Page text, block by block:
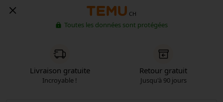
CH
Toutes les données sont protégées
Livraison gratuite
Incroyable !
Retour gratuit
Jusqu'à 90 jours